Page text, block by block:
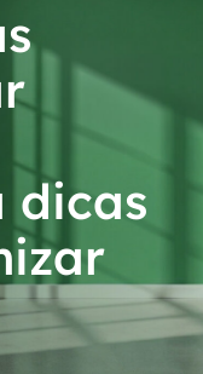
dicas